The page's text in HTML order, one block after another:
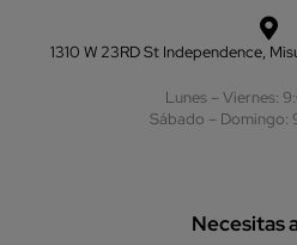
1310 W 23RD St Independence,
Lunes – Viernes:
Sábado –
Necesitas